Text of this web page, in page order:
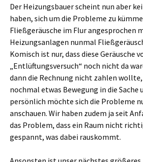
Der Heizungsbauer scheint nun aber
haben, sich um die Probleme zu
Fließgeräusche im Flur angesprochen
Heizungsanlagen nunmal
Komisch ist nur, dass diese Geräusche
„Entlüftungsversuch“ noch nicht da
dann die Rechnung nicht zahlen
nochmal etwas Bewegung in die Sache
persönlich möchte sich die Probleme
anschauen. Wir haben zudem ja seit
das Problem, dass ein Raum nicht
gespannt, was dabei rauskommt.